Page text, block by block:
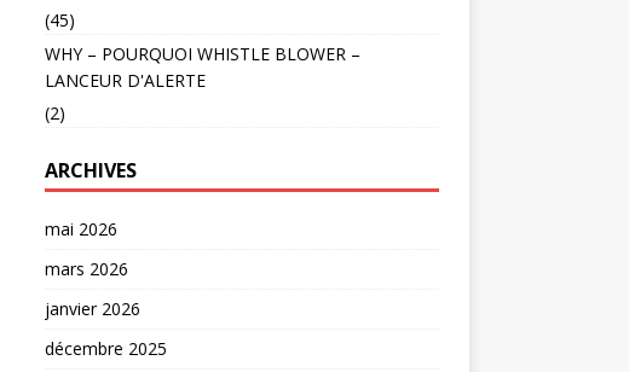
(45)
WHY – POURQUOI WHISTLE BLOWER –
LANCEUR D'ALERTE
(2)
ARCHIVES
mai 2026
mars 2026
janvier 2026
décembre 2025